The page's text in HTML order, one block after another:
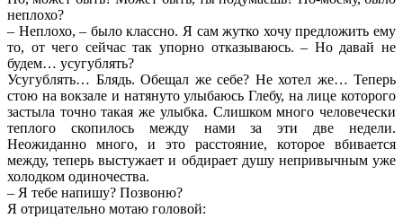
неплохо?
– Неплохо, – было классно. Я сам жутко хочу предложить ему
то, от чего сейчас так упорно отказываюсь. – Но давай не
будем… усугублять?
Усугублять… Блядь. Обещал же себе? Не хотел же… Теперь
стою на вокзале и натянуто улыбаюсь Глебу, на лице которого
застыла точно такая же улыбка. Слишком много человечески
теплого скопилось между нами за эти две недели.
Неожиданно много, и это расстояние, которое вбивается
между, теперь выстужает и обдирает душу непривычным уже
холодком одиночества.
– Я тебе напишу? Позвоню?
Я отрицательно мотаю головой: